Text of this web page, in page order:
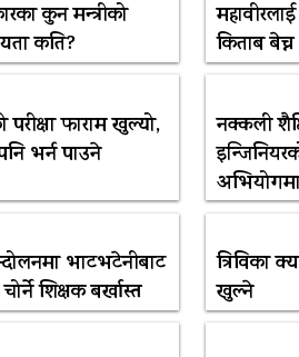
कुन मन्त्रीको
कति?
किताब
परीक्षा फाराम खुल्यो,
भर्न पाउने
नक्कली
भाटभटेनीबाट
शिक्षक बर्खास्त
त्रिविका
खुल्‍ने